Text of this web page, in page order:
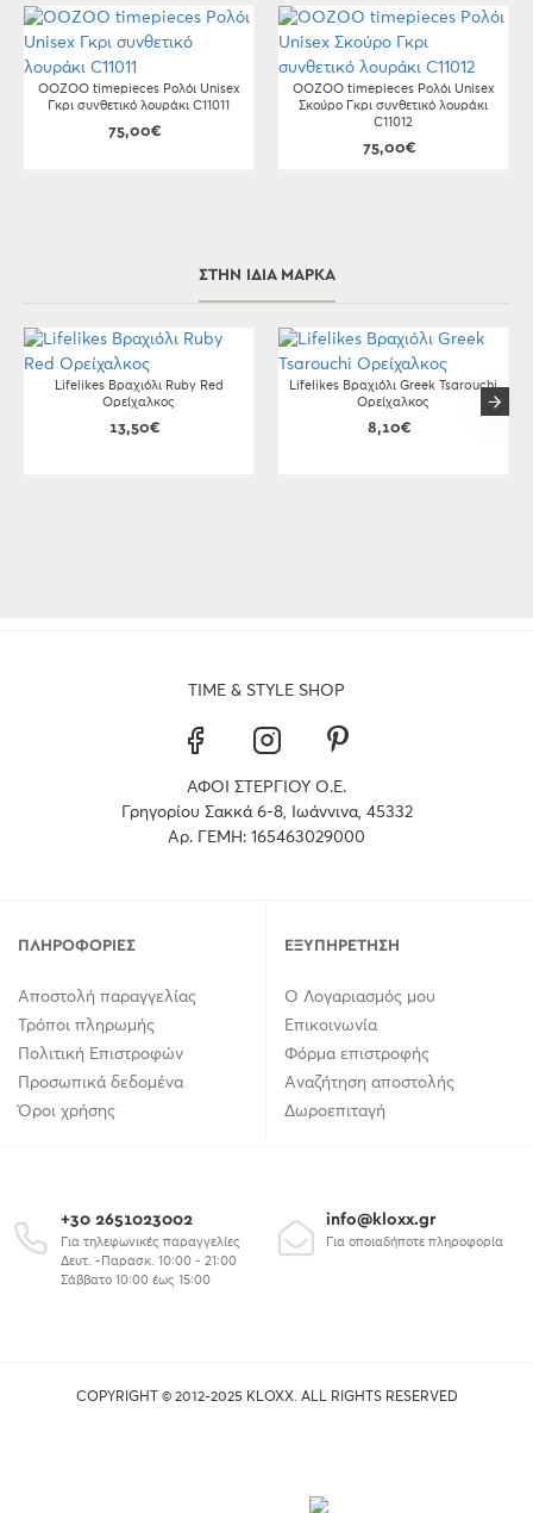
OOZOO timepieces Ρολόι Unisex
Γκρι συνθετικό λουράκι C11011
75,00€
OOZOO timepieces Ρολόι Unisex
Σκούρο Γκρι συνθετικό λουράκι
C11012
75,00€
ΣΤΗΝ ΊΔΙΑ ΜΆΡΚΑ
Lifelikes Βραχιόλι Ruby Red
Ορείχαλκος
13,50€
Lifelikes Βραχιόλι Greek Tsarouchi
Ορείχαλκος
8,10€
TIME & STYLE SHOP
ΑΦΟΙ ΣΤΕΡΓΙΟΥ Ο.Ε.
Γρηγορίου Σακκά 6-8, Ιωάννινα, 45332
Αρ. ΓΕΜΗ: 165463029000
ΠΛΗΡΟΦΟΡΊΕΣ
Αποστολή παραγγελίας
Τρόποι πληρωμής
Πολιτική Επιστροφών
Προσωπικά δεδομένα
Όροι χρήσης
ΕΞΥΠΗΡΈΤΗΣΗ
Ο Λογαριασμός μου
Επικοινωνία
Φόρμα επιστροφής
Αναζήτηση αποστολής
Δωροεπιταγή
+30 2651023002
Για τηλεφωνικές παραγγελίες
Δευτ. -Παρασκ. 10:00 - 21:00
Σάββατο 10:00 έως 15:00
info@kloxx.gr
Για οποιαδήποτε πληροφορία
COPYRIGHT © 2012-2025 KLOXX. ALL RIGHTS RESERVED